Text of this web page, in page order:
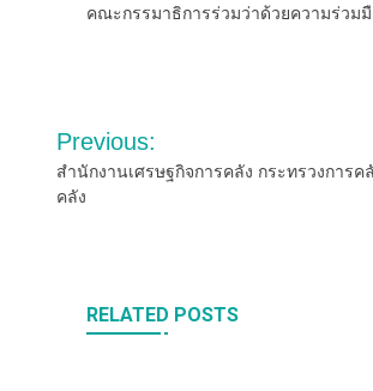
คณะกรรมาธิการร่วมว่าด้วยความร่วม
Post
navigation
Previous:
สำนักงานเศรษฐกิจการคลัง กระทรวงการค
คลัง
RELATED POSTS